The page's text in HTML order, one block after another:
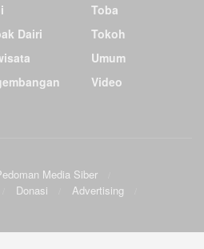
Dairi
Toba
Tokoh
Umum
Video
Media Siber
Donasi
Advertising
Sunardo Panjaitan& G. Sahat. All